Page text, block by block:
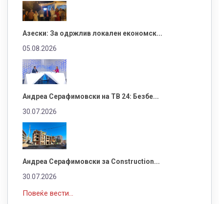
Азески: За одржлив локален економск...
05.08.2026
Андреа Серафимовски на ТВ 24: Безбе...
30.07.2026
Андреа Серафимовски за Construction...
30.07.2026
Повеќе вести...